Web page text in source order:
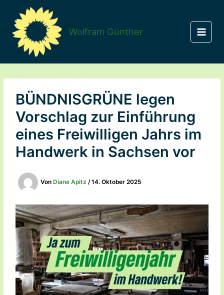
springen
Wolfram Günther
BÜNDNISGRÜNE legen
Vorschlag zur Einführung
eines Freiwilligen Jahrs im
Handwerk in Sachsen vor
Von Diane Apitz/14. Oktober 2025